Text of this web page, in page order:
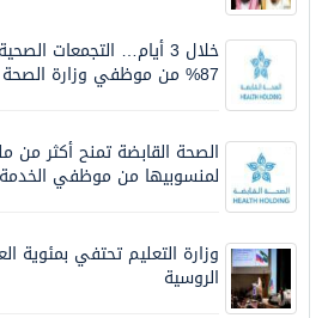
خلال 3 أيام… التجمعات
87% من موظفي وزارة الصحة لعروض الانتقال
الصحة القابضة تمنح أكثر من
لمنسوبيها من موظفي الخدمة
وزارة التعليم تحتفي بمئوية
الروسية